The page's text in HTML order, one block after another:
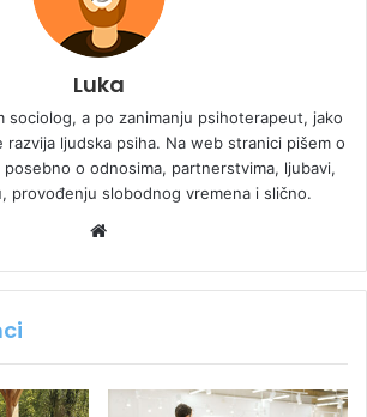
Luka
sociolog, a po zanimanju psihoterapeut, jako
razvija ljudska psiha. Na web stranici pišem o
posebno o odnosima, partnerstvima, ljubavi,
provođenju slobodnog vremena i slično.
Website